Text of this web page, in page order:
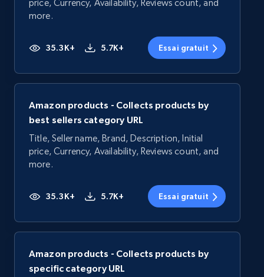
price, Currency, Availability, Reviews count, and
more.
35.3K+ 5.7K+ Essai gratuit
Amazon products - Collects products by
best sellers category URL
Title, Seller name, Brand, Description, Initial
price, Currency, Availability, Reviews count, and
more.
35.3K+ 5.7K+ Essai gratuit
Amazon products - Collects products by
specific category URL